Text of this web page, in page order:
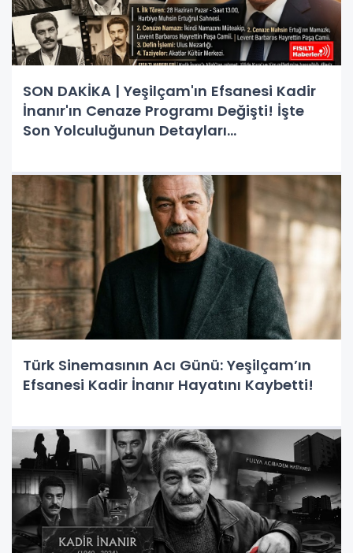
SON DAKİKA | Yeşilçam'ın Efsanesi Kadir
İnanır'ın Cenaze Programı Değişti! İşte
Son Yolculuğunun Detayları...
Türk Sinemasının Acı Günü: Yeşilçam’ın
Efsanesi Kadir İnanır Hayatını Kaybetti!